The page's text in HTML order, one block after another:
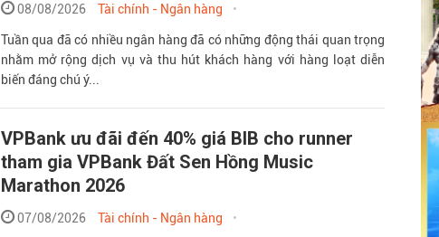
08/08/2026 Tài chính - Ngân hàng
Tuần qua đã có nhiều ngân hàng đã có những động thái quan trọng
nhằm mở rộng dịch vụ và thu hút khách hàng với hàng loạt diễn
biến đáng chú ý...
VPBank ưu đãi đến 40% giá BIB cho runner
tham gia VPBank Đất Sen Hồng Music
Marathon 2026
07/08/2026 Tài chính - Ngân hàng